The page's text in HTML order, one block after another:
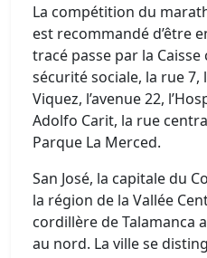
La compétition du
est recommandé d’être
tracé passe par la
sécurité sociale, la rue 7,
Viquez, l’avenue 22,
Adolfo Carit, la rue
Parque La Merced.
San José, la capitale du
la région de la Vallée
cordillère de Talamanca
au nord. La ville se